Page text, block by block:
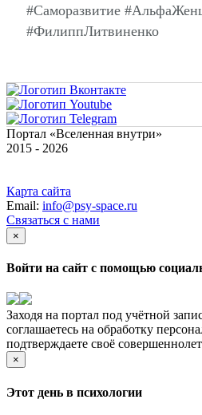
#Саморазвитие
#ФилиппЛитвиненко
Портал «Вселенная внутри»
2015 - 2026
Карта сайта
Email: info@psy-space.ru
Связаться с нами
×
Войти на сайт с помощью
Заходя на портал под учётной
соглашаетесь на обработку
подтверждаете своё
×
Этот день в психологии